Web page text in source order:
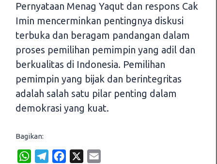
Pernyataan Menag Yaqut dan respons Cak
Imin mencerminkan pentingnya diskusi
terbuka dan beragam pandangan dalam
proses pemilihan pemimpin yang adil dan
berkualitas di Indonesia. Pemilihan
pemimpin yang bijak dan berintegritas
adalah salah satu pilar penting dalam
demokrasi yang kuat.
Bagikan:
W